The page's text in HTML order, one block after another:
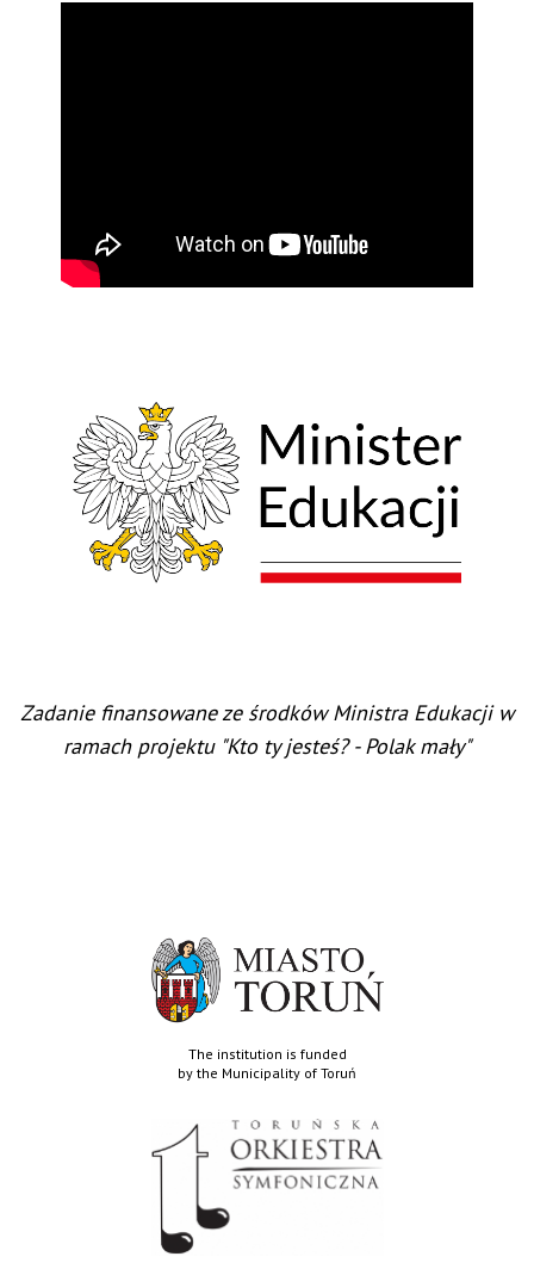
Zadanie finansowane ze środków Ministra Edukacji w
ramach projektu "Kto ty jesteś? - Polak mały"
The institution is funded
by the Municipality of Toruń